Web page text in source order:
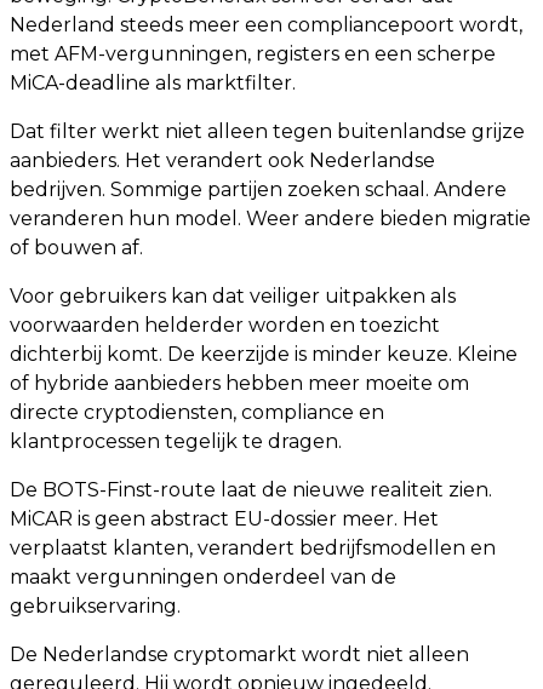
Nederland steeds meer een compliancepoort wordt,
met AFM-vergunningen, registers en een scherpe
MiCA-deadline als marktfilter.
Dat filter werkt niet alleen tegen buitenlandse grijze
aanbieders. Het verandert ook Nederlandse
bedrijven. Sommige partijen zoeken schaal. Andere
veranderen hun model. Weer andere bieden migratie
of bouwen af.
Voor gebruikers kan dat veiliger uitpakken als
voorwaarden helderder worden en toezicht
dichterbij komt. De keerzijde is minder keuze. Kleine
of hybride aanbieders hebben meer moeite om
directe cryptodiensten, compliance en
klantprocessen tegelijk te dragen.
De BOTS-Finst-route laat de nieuwe realiteit zien.
MiCAR is geen abstract EU-dossier meer. Het
verplaatst klanten, verandert bedrijfsmodellen en
maakt vergunningen onderdeel van de
gebruikservaring.
De Nederlandse cryptomarkt wordt niet alleen
gereguleerd. Hij wordt opnieuw ingedeeld.